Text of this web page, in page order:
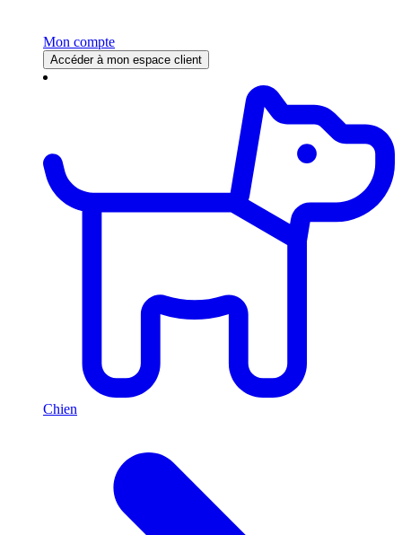
Mon compte
Accéder à mon espace client
Chien